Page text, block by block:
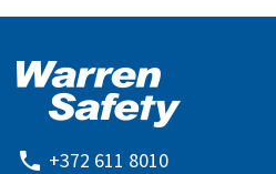
+372 611 8010